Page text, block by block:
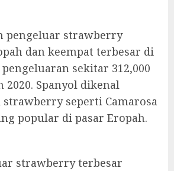
pengeluar strawberry
dan keempat terbesar di
sekitar 312,000
2020. Spanyol dikenal
seperti Camarosa
popular di pasar Eropah.
strawberry terbesar